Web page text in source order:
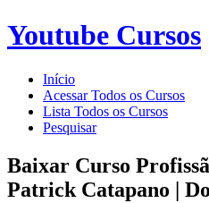
Youtube Cursos
Início
Acessar Todos os Cursos
Lista Todos os Cursos
Pesquisar
Baixar Curso
Patrick Catapano |